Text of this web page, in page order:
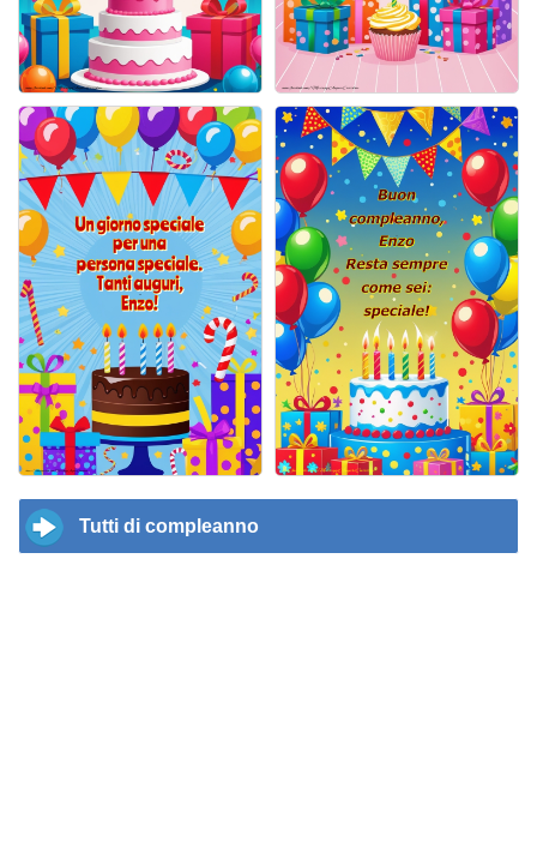
Tutti di compleanno